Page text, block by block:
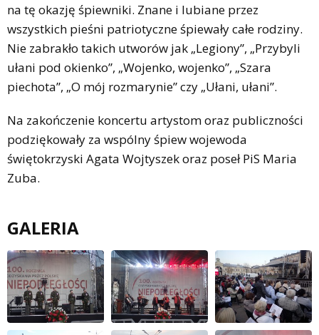
na tę okazję śpiewniki. Znane i lubiane przez
wszystkich pieśni patriotyczne śpiewały całe rodziny.
Nie zabrakło takich utworów jak „Legiony”, „Przybyli
ułani pod okienko”, „Wojenko, wojenko”, „Szara
piechota”, „O mój rozmarynie” czy „Ułani, ułani”.
Na zakończenie koncertu artystom oraz publiczności
podziękowały za wspólny śpiew wojewoda
świętokrzyski Agata Wojtyszek oraz poseł PiS Maria
Zuba.
GALERIA